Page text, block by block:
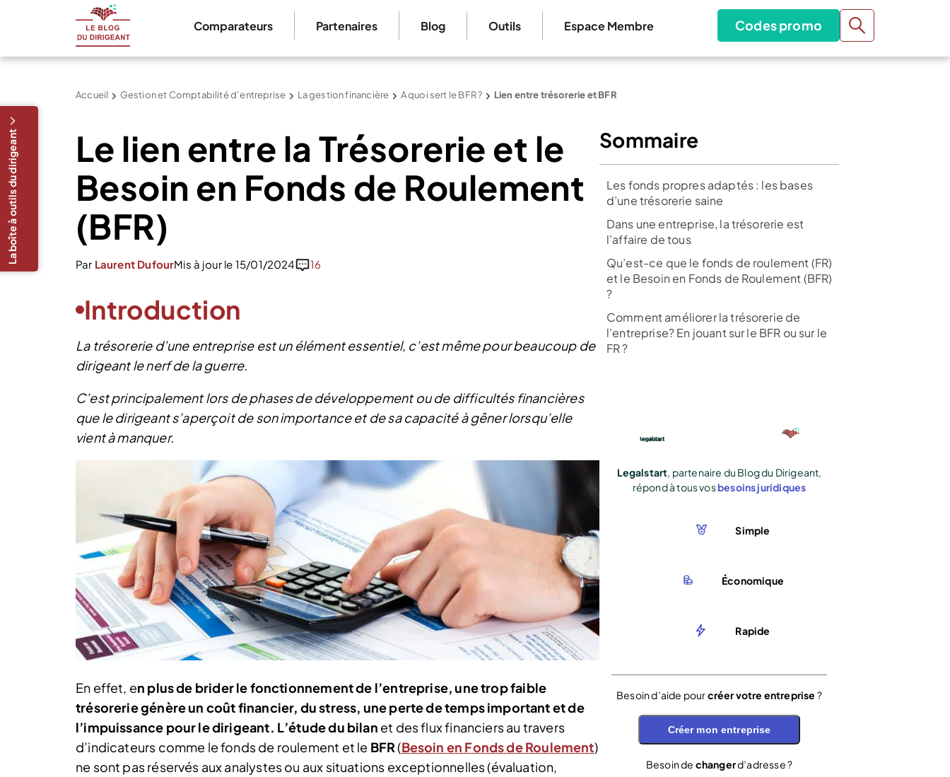
Comparateurs Partenaires Blog Outils Espace Membre Codes promo
Accueil Gestion et Comptabilité d’entreprise La gestion financière A quoi sert le BFR ? Lien entre trésorerie et BFR
Le lien entre la Trésorerie et le
Besoin en Fonds de Roulement
(BFR)
Par Laurent DufourMis à jour le 15/01/2024 16
Introduction
La trésorerie d’une entreprise est un élément essentiel, c’est même pour beaucoup de
dirigeant le nerf de la guerre.
C’est principalement lors de phases de développement ou de difficultés financières
que le dirigeant s’aperçoit de son importance et de sa capacité à gêner lorsqu’elle
vient à manquer.
La boîte à outils du dirigeant
En effet, en plus de brider le fonctionnement de l’entreprise, une trop faible
trésorerie génère un coût financier, du stress, une perte de temps important et de
l’impuissance pour le dirigeant. L’étude du bilan et des flux financiers au travers
d’indicateurs comme le fonds de roulement et le BFR(Besoin en Fonds de Roulement)
ne sont pas réservés aux analystes ou aux situations exceptionnelles (évaluation,
Sommaire
Les fonds propres adaptés : les bases
d’une trésorerie saine
Dans une entreprise, la trésorerie est
l’affaire de tous
Qu’est-ce que le fonds de roulement (FR)
et le Besoin en Fonds de Roulement (BFR)
?
Comment améliorer la trésorerie de
l’entreprise? En jouant sur le BFR ou sur le
FR ?
Legalstart, partenaire du Blog du Dirigeant,
répond à tous vosbesoins juridiques
Simple
Économique
Rapide
Besoin d’aide pourcréer votre entreprise ?
Créer mon entreprise
Besoin de changerd’adresse ?